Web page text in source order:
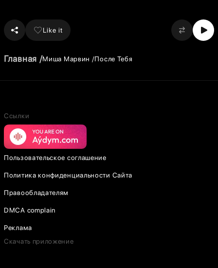
Like it
Главная Миша Марвин После Тебя
Ссылки
Пользовательское соглашение
Политика конфиденциальности Сайта
Правообладателям
DMCA complain
Реклама
Скачать приложение